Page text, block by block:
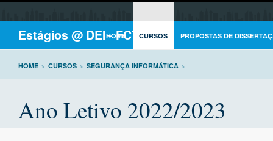
Estágios @ DEI - FCTUC
HOME CURSOS PROPOSTAS DE
HOME > CURSOS > SEGURANÇA INFORMÁTICA >
Ano Letivo 2022/2023